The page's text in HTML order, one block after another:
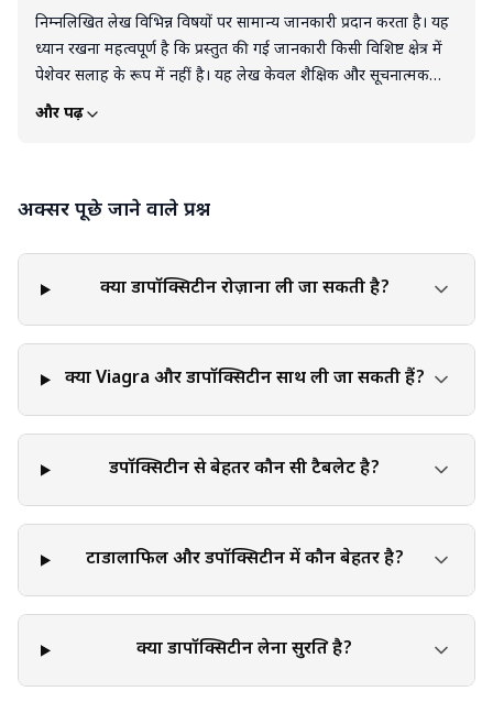
निम्नलिखित लेख विभिन्न विषयों पर सामान्य जानकारी प्रदान करता है। यह
ध्यान रखना महत्वपूर्ण है कि प्रस्तुत की गई जानकारी किसी विशिष्ट क्षेत्र में
पेशेवर सलाह के रूप में नहीं है। यह लेख केवल शैक्षिक और सूचनात्मक
उद्देश्यों के लिए है। इस लेख को किसी भी उत्पाद, सेवा या जानकारी के
लागू या कार्यान्वित करते समय व्यक्तिगत निर्णय, आलोचनात्मक सोच और
और पढ़ें
अक्सर पूछे जाने वाले प्रश्न
क्या डापॉक्सिटीन रोज़ाना ली जा सकती है?
क्या Viagra और डापॉक्सिटीन साथ ली जा सकती हैं?
डपॉक्सिटीन से बेहतर कौन सी टैबलेट है?
टाडालाफिल और डपॉक्सिटीन में कौन बेहतर है?
क्या डापॉक्सिटीन लेना सुरक्षित है?